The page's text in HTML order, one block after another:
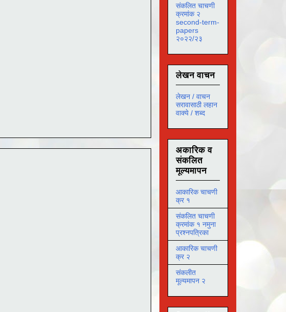
संकलित चाचणी
क्रमांक २
second-term-
papers
२०२२/२३
लेखन वाचन
लेखन / वाचन
सरावासाठी लहान
वाक्ये / शब्द
अकारिक व
संकलित
मूल्यमापन
आकारिक चाचणी
क्र १
संकलित चाचणी
क्रमांक १ नमुना
प्रश्नपत्रिका
आकारिक चाचणी
क्र २
संकलीत
मूल्यमापन २